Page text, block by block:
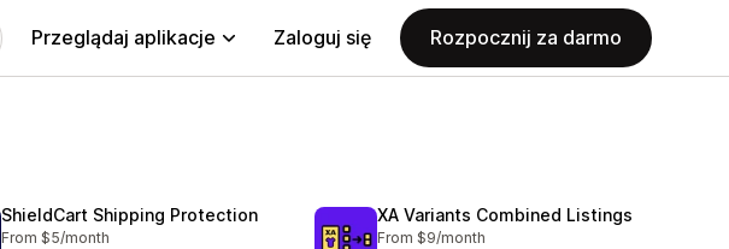
Przeglądaj aplikacje Zaloguj się Rozpocznij za darmo
ShieldCart Shipping Protection
From $5/month
XA Variants Combined Listings
From $9/month